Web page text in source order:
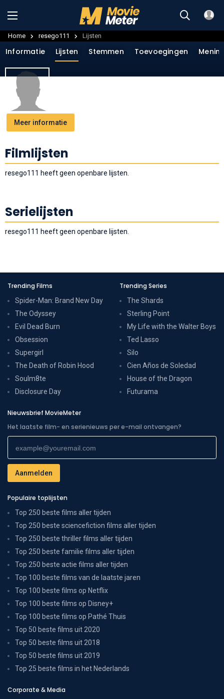
Home resego111 Lijsten
Meer informatie
Informatie Lijsten Stemmen Toevoegingen
Filmlijsten
resego111 heeft geen openbare lijsten.
Serielijsten
resego111 heeft geen openbare lijsten.
Trending Films
Spider-Man: Brand New Day
The Odyssey
Evil Dead Burn
Obsession
Supergirl
The Death of Robin Hood
Soulm8te
Disclosure Day
Trending Series
The Shards
Sterling Point
My Life with the Walter Boys
Ted Lasso
Silo
Cien Años de Soledad
House of the Dragon
Futurama
Nieuwsbrief MovieMeter
Het laatste film- en serienieuws per e-mail ontvangen?
Populaire toplijsten
Top 250 beste films aller tijden
Top 250 beste sciencefiction films aller tijden
Top 250 beste thriller films aller tijden
Top 250 beste familie films aller tijden
Top 250 beste actie films aller tijden
Top 100 beste films van de laatste jaren
Top 100 beste films op Netflix
Top 100 beste films op Disney+
Top 100 beste films op Pathé Thuis
Top 50 beste films uit 2020
Top 50 beste films uit 2018
Top 50 beste films uit 2019
Top 25 beste films in het Nederlands
Corporate & Media